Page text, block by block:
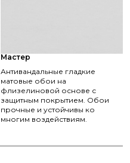
Мастер
Антивандальные гладкие
матовые обои на
флизелиновой основе с
защитным покрытием. Обои
прочные и устойчивы ко
многим воздействиям.